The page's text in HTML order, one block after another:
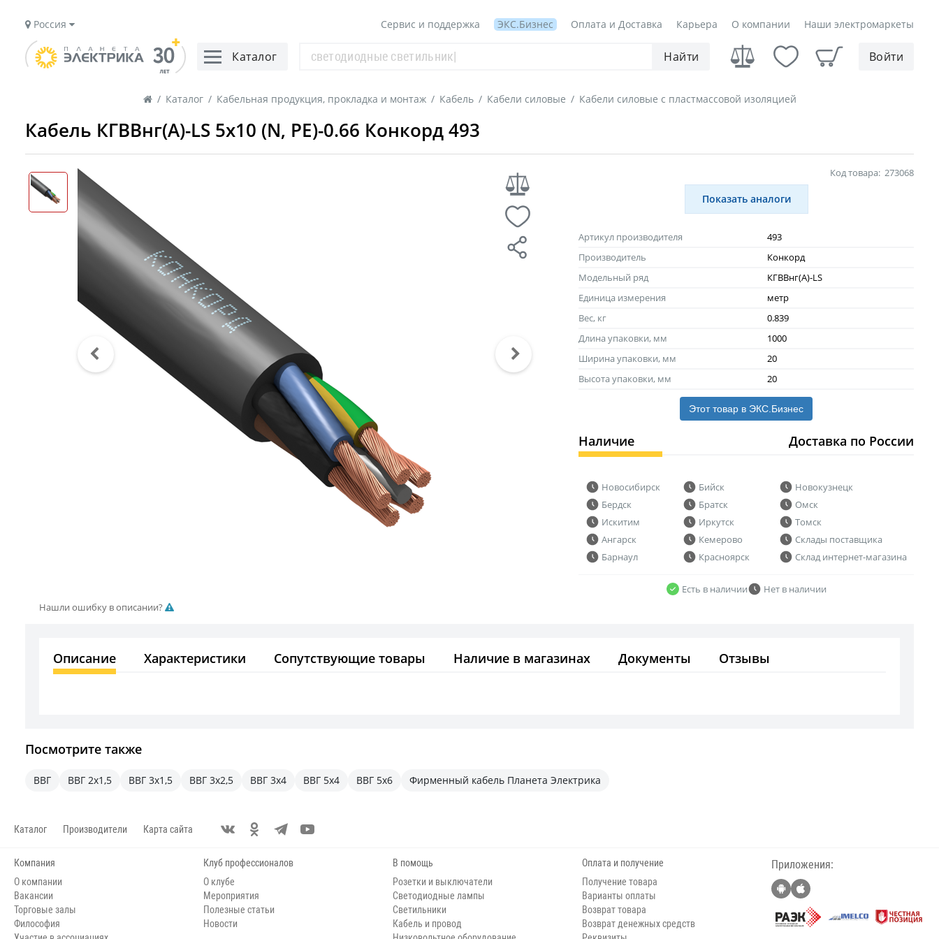
Россия Сервис и поддержка ЭКС.Бизнес Оплата и Доставка Карьера О компании Наши электромаркеты
Каталог Найти Войти
/ Каталог / Кабельная продукция, прокладка и монтаж / Кабель / Кабели силовые / Кабели силовые с пластмассовой изоляцией
Кабель КГВВнг(A)-LS 5х10 (N, PE)-0.66 Конкорд 493
Код товара: 273068
Показать аналоги
Артикул производителя
493
Производитель
Конкорд
Модельный ряд
КГВВнг(A)-LS
Единица измерения
метр
Вес, кг
0.839
Длина упаковки, мм
1000
Ширина упаковки, мм
20
Высота упаковки, мм
20
Этот товар в ЭКС.Бизнес
Наличие Доставка по России
Новосибирск
Бердск
Искитим
Ангарск
Барнаул
Бийск
Братск
Иркутск
Кемерово
Красноярск
Новокузнецк
Омск
Томск
Склады поставщика
Склад интернет-магазина
Есть в наличии
Нет в наличии
Нашли ошибку в описании?
Описание Характеристики Сопутствующие товары Наличие в магазинах Документы Отзывы
Посмотрите также
ВВГ ВВГ 2х1,5 ВВГ 3х1,5 ВВГ 3х2,5 ВВГ 3х4 ВВГ 5х4 ВВГ 5х6 Фирменный кабель Планета Электрика
Каталог Производители Карта сайта
Компания
О компании
Вакансии
Торговые залы
Философия
Клуб профессионалов
О клубе
Мероприятия
Полезные статьи
Новости
В помощь
Розетки и выключатели
Светодиодные лампы
Светильники
Кабель и провод
Оплата и получение
Получение товара
Варианты оплаты
Возврат товара
Возврат денежных средств
Приложения: